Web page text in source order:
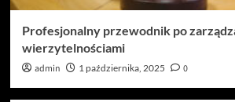
Profesjonalny przewodnik po
wierzytelnościami
admin 1 października, 2025 0